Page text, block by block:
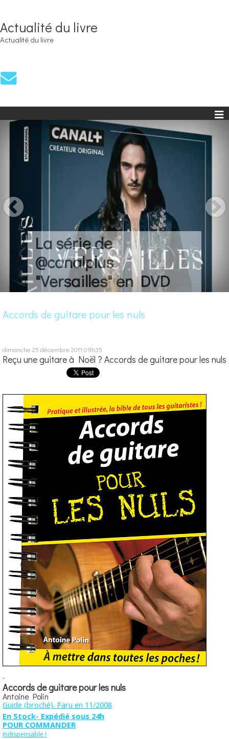
Actualité du livre
Actualité du livre
La série de
@canalplus
"Versailles" en DVD
Accords de guitare pour les nuls
dimanche 25 décembre 2011 09h35
Reçu une guitare à Noël ? Accords de guitare pour les nuls
Accords de guitare pour les nuls
Antoine Polin
Guide (broché). Paru en 11/2008
En Stock- Expédié sous 24h
POUR COMMANDER
Indispensable !